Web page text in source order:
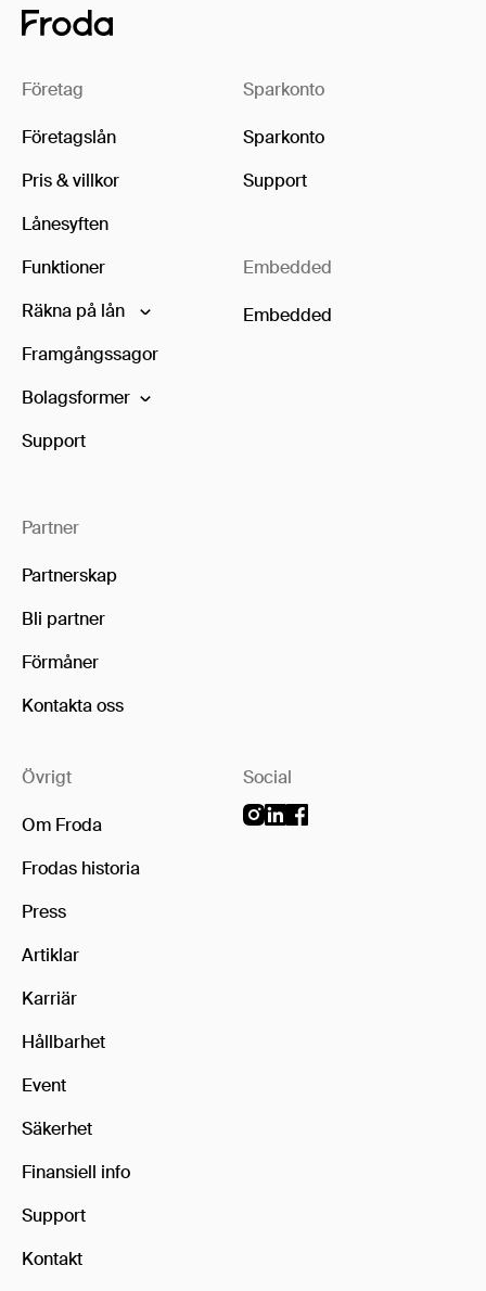
Företag
Företagslån
Pris & villkor
Lånesyften
Funktioner
Räkna på lån
Framgångssagor
Bolagsformer
Support
Partner
Partnerskap
Bli partner
Förmåner
Kontakta oss
Sparkonto
Sparkonto
Support
Embedded
Embedded
Övrigt
Om Froda
Frodas historia
Press
Artiklar
Karriär
Hållbarhet
Event
Säkerhet
Finansiell info
Support
Kontakt
Social